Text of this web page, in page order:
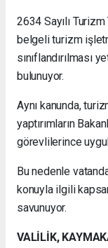
2634 Sayılı
belgeli turizm
sınıflandırılması
bulunuyor.
Aynı kanunda,
yaptırımların
görevlilerince
Bu nedenle
konuyla ilgili
savunuyor.
VALİLİK,